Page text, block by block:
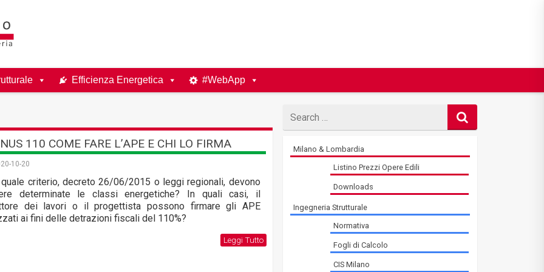
Efficienza Energetica #WebApp
110 COME FARE L’APE E CHI LO FIRMA
10-20
quale criterio, decreto 26/06/2015 o leggi regionali, devono
determinate le classi energetiche? In quali casi, il
dei lavori o il progettista possono firmare gli APE
ai fini delle detrazioni fiscali del 110%?
Leggi Tutto
for
Milano & Lombardia
Listino Prezzi Opere Edili
Downloads
Ingegneria Strutturale
Normativa
Fogli di Calcolo
CIS Milano